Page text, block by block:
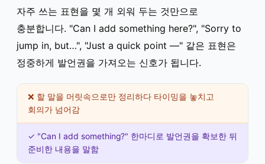
자주 쓰는 표현을 몇 개 외워 두는 것만으로
충분합니다. "Can I add something here?", "Sorry to
jump in, but…", "Just a quick point —" 같은 표현은
정중하게 발언권을 가져오는 신호가 됩니다.
❌ 할 말을 머릿속으로만 정리하다 타이밍을 놓치고
회의가 넘어감
✓ "Can I add something?" 한마디로 발언권을 확보한 뒤
준비한 내용을 말함